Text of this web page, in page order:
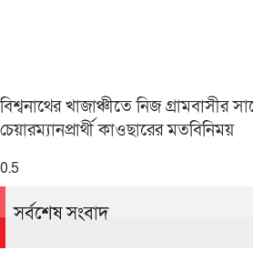
বিশ্বনাথের খাজাঞ্চীতে নিজ গ্রামবাসীর
চেয়ারম্যানপ্রার্থী কাওছারের মতবিনিময়
সর্বশেষ সংবাদ